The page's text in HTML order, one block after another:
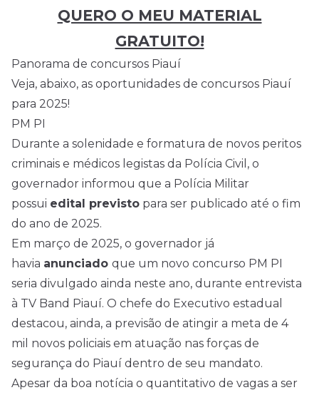
QUERO O MEU MATERIAL
GRATUITO!
Panorama de concursos Piauí
Veja, abaixo, as oportunidades de concursos Piauí
para 2025!
PM PI
Durante a solenidade e formatura de novos peritos
criminais e médicos legistas da Polícia Civil, o
governador informou que a Polícia Militar
possui edital previsto para ser publicado até o fim
do ano de 2025.
Em março de 2025, o governador já
havia anunciado que um novo concurso PM PI
seria divulgado ainda neste ano, durante entrevista
à TV Band Piauí. O chefe do Executivo estadual
destacou, ainda, a previsão de atingir a meta de 4
mil novos policiais em atuação nas forças de
segurança do Piauí dentro de seu mandato.
Apesar da boa notícia o quantitativo de vagas a ser